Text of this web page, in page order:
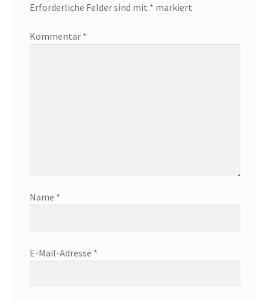
Erforderliche Felder sind mit * markiert
Kommentar *
Name *
E-Mail-Adresse *